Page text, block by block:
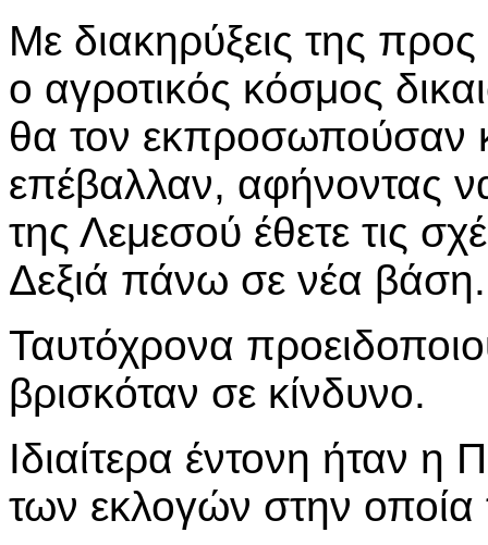
Με διακηρύξεις της προς
ο αγροτικός κόσμος
θα τον εκπροσωπούσαν
επέβαλλαν, αφήνοντας
της Λεμεσού έθετε τις
Δεξιά πάνω σε νέα βάση.
Ταυτόχρονα
βρισκόταν σε κίνδυνο.
Ιδιαίτερα έντονη ήταν
των εκλογών στην οποία